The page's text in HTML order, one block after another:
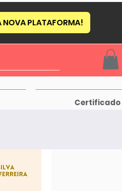
NOVA PLATAFORMA!
Certificado